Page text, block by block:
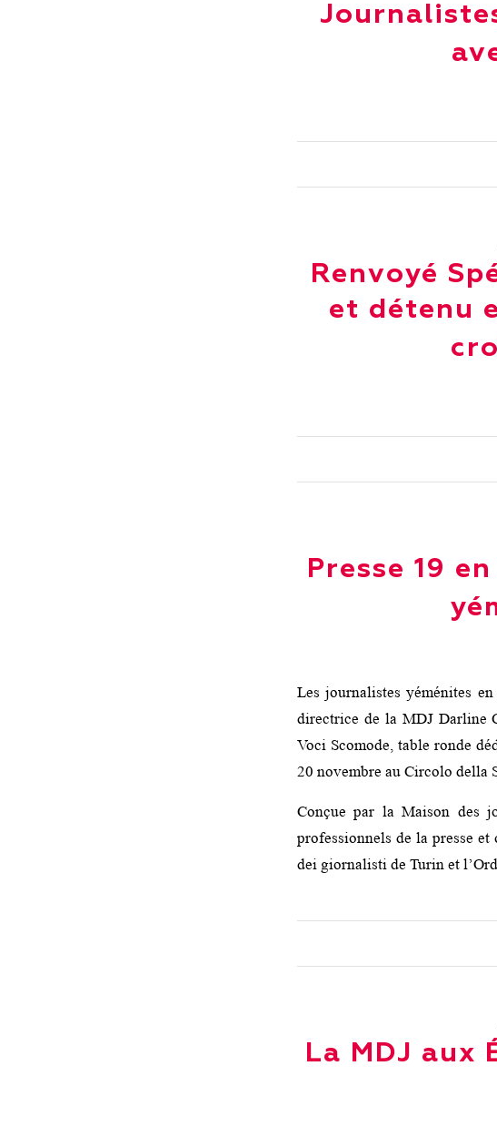
Renvoyé
et détenu
Presse 19
Les journalistes yéménites
directrice de la MDJ Darline
Voci Scomode, table ronde
20 novembre au Circolo della
Conçue par la Maison des
professionnels de la presse
dei giornalisti de Turin et
La MDJ aux